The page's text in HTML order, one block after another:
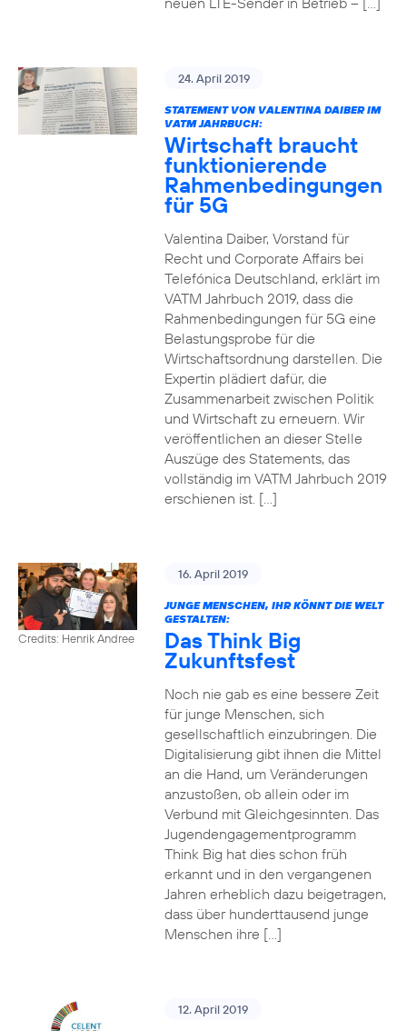
24. April 2019
STATEMENT VON VALENTINA DAIBER IM
VATM JAHRBUCH:
Wirtschaft braucht
funktionierende
Rahmenbedingungen
für 5G
Valentina Daiber, Vorstand für
Recht und Corporate Affairs bei
Telefónica Deutschland, erklärt im
VATM Jahrbuch 2019, dass die
Rahmenbedingungen für 5G eine
Belastungsprobe für die
Wirtschaftsordnung darstellen. Die
Expertin plädiert dafür, die
Zusammenarbeit zwischen Politik
und Wirtschaft zu erneuern. Wir
veröffentlichen an dieser Stelle
Auszüge des Statements, das
vollständig im VATM Jahrbuch 2019
erschienen ist. […]
Credits: Henrik Andree
16. April 2019
JUNGE MENSCHEN, IHR KÖNNT DIE WELT
GESTALTEN:
Das Think Big
Zukunftsfest
Noch nie gab es eine bessere Zeit
für junge Menschen, sich
gesellschaftlich einzubringen. Die
Digitalisierung gibt ihnen die Mittel
an die Hand, um Veränderungen
anzustoßen, ob allein oder im
Verbund mit Gleichgesinnten. Das
Jugendengagementprogramm
Think Big hat dies schon früh
erkannt und in den vergangenen
Jahren erheblich dazu beigetragen,
dass über hunderttausend junge
Menschen ihre […]
12. April 2019